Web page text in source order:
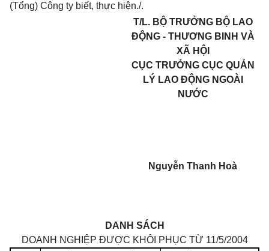
(Tổng) Công ty biết, thực hiện./.
T/L. BỘ TRƯỞNG BỘ LAO
ĐỘNG - THƯƠNG BINH VÀ
XÃ HỘI
CỤC TRƯỞNG CỤC QUẢN
LÝ LAO ĐỘNG NGOÀI
NƯỚC
Nguyễn Thanh Hoà
DANH SÁCH
DOANH NGHIỆP ĐƯỢC KHÔI PHỤC TỪ 11/5/2004